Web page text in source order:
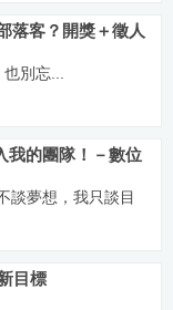
落客？開獎＋徵人
別忘...
我的團隊！－數位
談夢想，我只談目
目標